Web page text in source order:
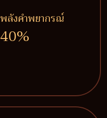
พลังคำพยากรณ์
40%